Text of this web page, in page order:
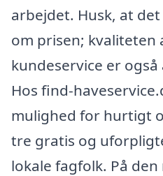
arbejdet. Husk, at
om prisen; kvaliteten
kundeservice er
Hos find-
mulighed for hurtigt
tre gratis og
lokale fagfolk. På